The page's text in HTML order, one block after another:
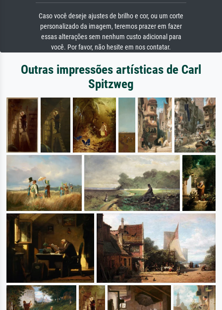
Caso você deseje ajustes de brilho e cor, ou um corte
personalizado da imagem, teremos prazer em fazer
essas alterações sem nenhum custo adicional para
você. Por favor, não hesite em nos contatar.
Outras impressões artísticas de Carl
Spitzweg